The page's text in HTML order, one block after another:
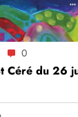
0
Céré du 26